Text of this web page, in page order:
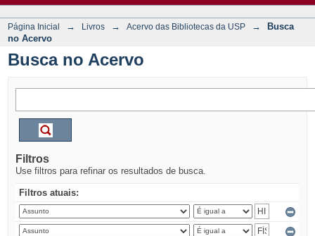
Página Inicial → Livros → Acervo das Bibliotecas da USP →
Busca
no Acervo
Busca no Acervo
Filtros
Use filtros para refinar os resultados de busca.
Filtros atuais: